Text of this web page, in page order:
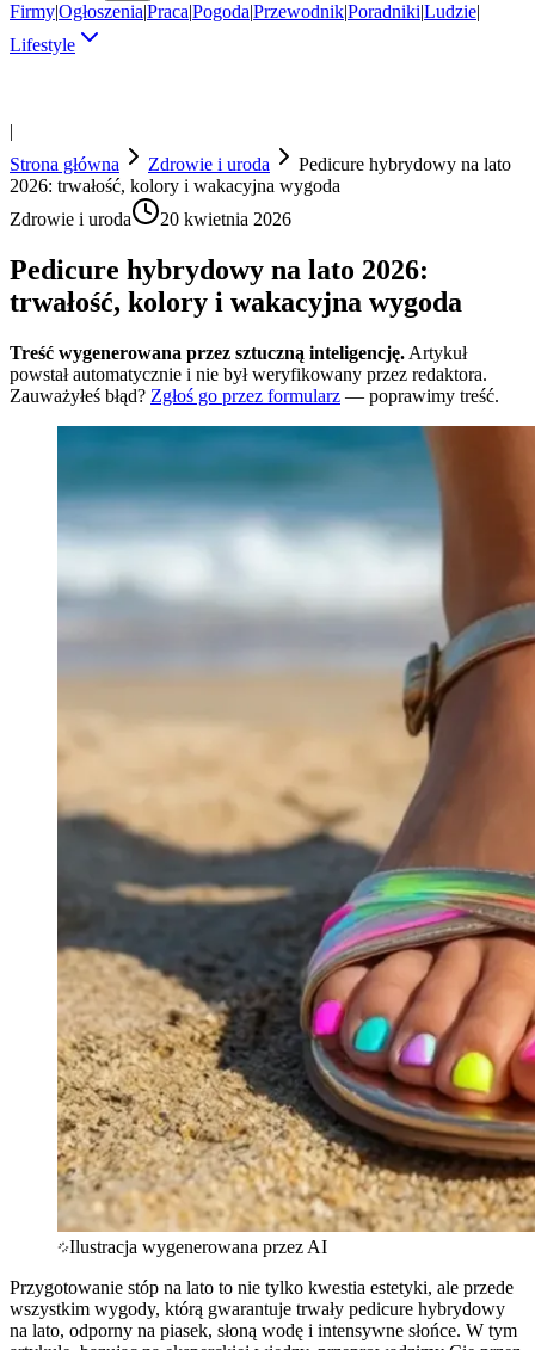
Firmy|Ogłoszenia|Praca|Pogoda|Przewodnik|Poradniki|Ludzie|
Lifestyle
|
Strona główna
Zdrowie i uroda
Pedicure hybrydowy na lato
2026: trwałość, kolory i wakacyjna wygoda
Zdrowie i uroda
20 kwietnia 2026
Pedicure hybrydowy na lato 2026:
trwałość, kolory i wakacyjna wygoda
Treść wygenerowana przez sztuczną inteligencję. Artykuł
powstał automatycznie i nie był weryfikowany przez redaktora.
Zauważyłeś błąd? Zgłoś go przez formularz — poprawimy treść.
Ilustracja wygenerowana przez AI
Przygotowanie stóp na lato to nie tylko kwestia estetyki, ale przede
wszystkim wygody, którą gwarantuje trwały pedicure hybrydowy
na lato, odporny na piasek, słoną wodę i intensywne słońce. W tym